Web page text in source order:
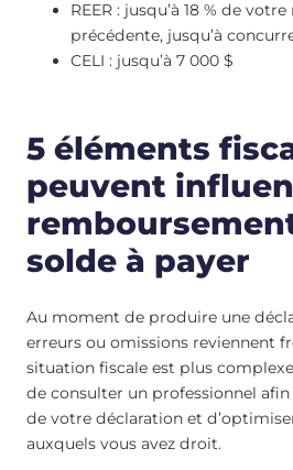
REER : jusqu’à 18 % de
précédente, jusqu’à
CELI : jusqu’à 7 000 $
5 éléments
peuvent
solde à payer
Au moment de produire une
erreurs ou omissions reviennent
situation fiscale est plus
de consulter un professionnel afin
de votre déclaration et
auxquels vous avez droit.